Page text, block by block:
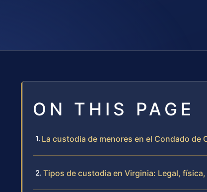
ON THIS PAGE
La custodia de menores en el Condado de
Tipos de custodia en Virginia: Legal,